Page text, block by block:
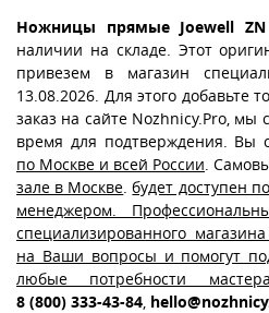
Ножницы прямые Joewell ZN
наличии на складе. Этот
привезем в магазин
13.08.2026. Для этого добавьте
заказ на сайте Nozhnicy.Pro, мы
время для подтверждения. Вы
по Москве и всей России .
зале в Москве .будет доступен
менеджером.
специализированного
на Ваши вопросы и помогут
любые потребности
8 (800) 333-43-84